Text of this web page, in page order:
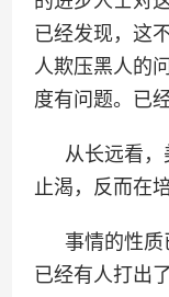
已经发现，这
人欺压黑人的
度有问题。已
从长远看
止渴，反而在
事情的性质
已经有人打出